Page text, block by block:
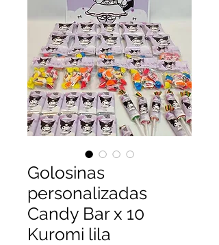
Golosinas
personalizadas
Candy Bar x 10
Kuromi lila